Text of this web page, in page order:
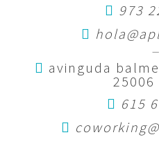
973
—
avinguda
615